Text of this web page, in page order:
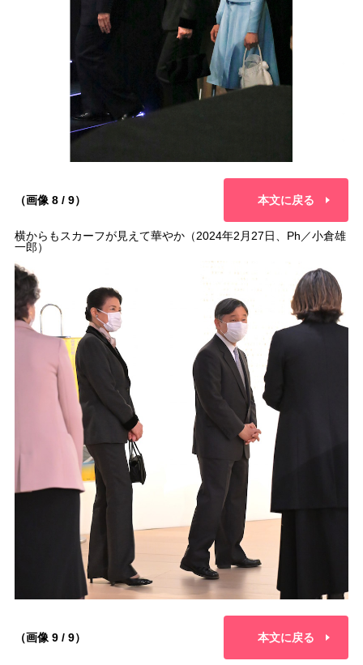
（画像 8 / 9） 本文に戻る
横からもスカーフが見えて華やか（2024年2月27日、Ph／小倉雄
一郎）
（画像 9 / 9） 本文に戻る